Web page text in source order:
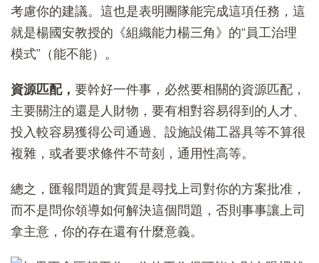
考慮你的建議。這也是表明團隊能完成這項任務，這
就是楊國安教授的《組織能力楊三角》的“員工治理
模式”（能不能）。
資源匹配， 要幹好一件事，必然要相關的資源匹配，
主要關注的還是人財物，要有相對容易得到的人才、
投入較容易獲得公司通過、設施設備工器具等不算很
複雜，或者要求條件不苛刻，通用性高等。
總之，匯報問題的實質是尋找上司對你的方案批准，
而不是問你領導如何解決這個問題，否則事事讓上司
拿主意，你的存在還有什麼意義。